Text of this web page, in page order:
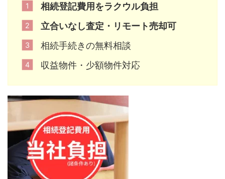
相続登記費用をラクウル負担
立合いなし査定・リモート売却可
相続手続きの無料相談
収益物件・少額物件対応